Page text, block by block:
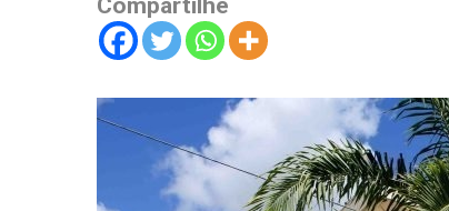
Compartilhe